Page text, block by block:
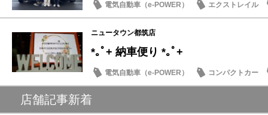
電気自動車（e-POWER） エクストレイル
ニュータウン都筑店
*｡ﾟ+ 納車便り *｡ﾟ+
電気自動車（e-POWER） コンパクトカー
店舗記事新着